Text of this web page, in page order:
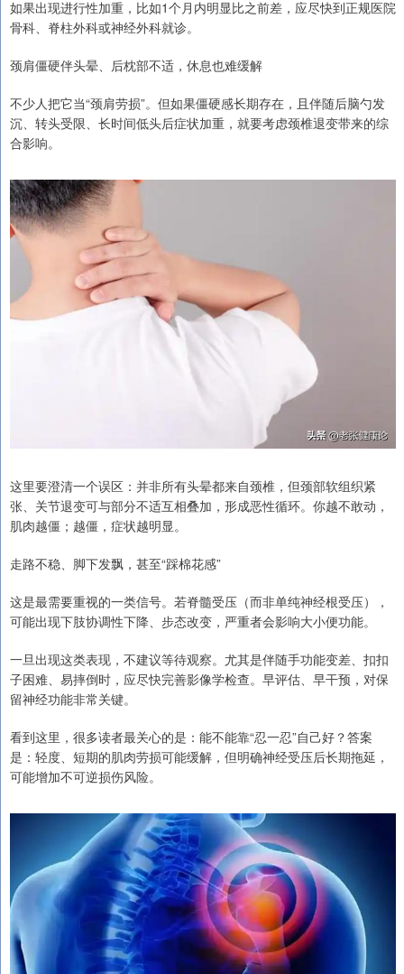
如果出现进行性加重，比如1个月内明显比之前差，应尽快到正规医院
骨科、脊柱外科或神经外科就诊。
颈肩僵硬伴头晕、后枕部不适，休息也难缓解
不少人把它当“颈肩劳损”。但如果僵硬感长期存在，且伴随后脑勺发
沉、转头受限、长时间低头后症状加重，就要考虑颈椎退变带来的综
合影响。
这里要澄清一个误区：并非所有头晕都来自颈椎，但颈部软组织紧
张、关节退变可与部分不适互相叠加，形成恶性循环。你越不敢动，
肌肉越僵；越僵，症状越明显。
走路不稳、脚下发飘，甚至“踩棉花感”
这是最需要重视的一类信号。若脊髓受压（而非单纯神经根受压），
可能出现下肢协调性下降、步态改变，严重者会影响大小便功能。
一旦出现这类表现，不建议等待观察。尤其是伴随手功能变差、扣扣
子困难、易摔倒时，应尽快完善影像学检查。早评估、早干预，对保
留神经功能非常关键。
看到这里，很多读者最关心的是：能不能靠“忍一忍”自己好？答案
是：轻度、短期的肌肉劳损可能缓解，但明确神经受压后长期拖延，
可能增加不可逆损伤风险。